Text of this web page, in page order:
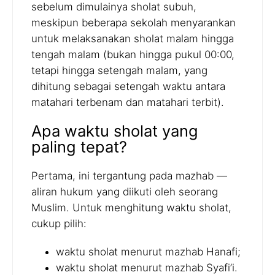
sebelum dimulainya sholat subuh,
meskipun beberapa sekolah menyarankan
untuk melaksanakan sholat malam hingga
tengah malam (bukan hingga pukul 00:00,
tetapi hingga setengah malam, yang
dihitung sebagai setengah waktu antara
matahari terbenam dan matahari terbit).
Apa waktu sholat yang
paling tepat?
Pertama, ini tergantung pada mazhab —
aliran hukum yang diikuti oleh seorang
Muslim. Untuk menghitung waktu sholat,
cukup pilih:
waktu sholat menurut mazhab Hanafi;
waktu sholat menurut mazhab Syafi’i.